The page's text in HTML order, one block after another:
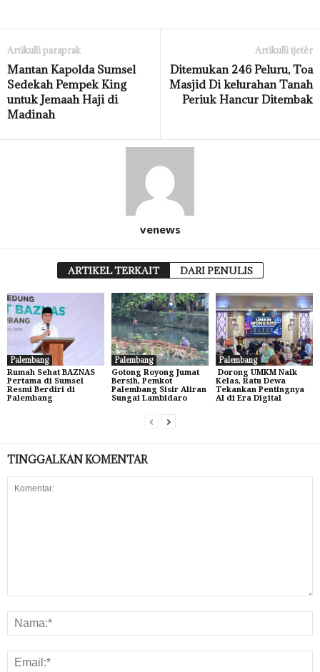
Artikulli paraprak
Mantan Kapolda Sumsel
Sedekah Pempek King
untuk Jemaah Haji di
Madinah
Artikulli tjetër
Ditemukan 246 Peluru, Toa
Masjid Di kelurahan Tanah
Periuk Hancur Ditembak
venews
ARTIKEL TERKAIT DARI PENULIS
Palembang
Rumah Sehat BAZNAS
Pertama di Sumsel
Resmi Berdiri di
Palembang
Palembang
Gotong Royong Jumat
Bersih, Pemkot
Palembang Sisir Aliran
Sungai Lambidaro
Palembang
Dorong UMKM Naik
Kelas, Ratu Dewa
Tekankan Pentingnya
AI di Era Digital
TINGGALKAN KOMENTAR